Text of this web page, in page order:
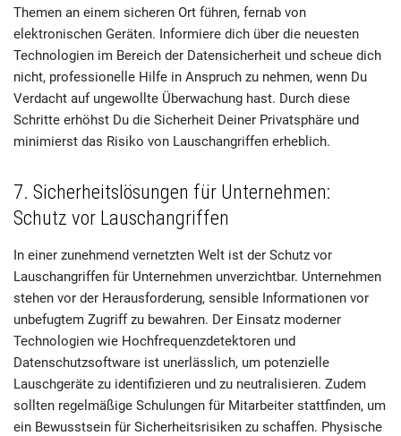
Themen an einem sicheren Ort führen, fernab von
elektronischen Geräten. Informiere dich über die neuesten
Technologien im Bereich der Datensicherheit und scheue dich
nicht, professionelle Hilfe in Anspruch zu nehmen, wenn Du
Verdacht auf ungewollte Überwachung hast. Durch diese
Schritte erhöhst Du die Sicherheit Deiner Privatsphäre und
minimierst das Risiko von Lauschangriffen erheblich.
7. Sicherheitslösungen für Unternehmen:
Schutz vor Lauschangriffen
In einer zunehmend vernetzten Welt ist der Schutz vor
Lauschangriffen für Unternehmen unverzichtbar. Unternehmen
stehen vor der Herausforderung, sensible Informationen vor
unbefugtem Zugriff zu bewahren. Der Einsatz moderner
Technologien wie Hochfrequenzdetektoren und
Datenschutzsoftware ist unerlässlich, um potenzielle
Lauschgeräte zu identifizieren und zu neutralisieren. Zudem
sollten regelmäßige Schulungen für Mitarbeiter stattfinden, um
ein Bewusstsein für Sicherheitsrisiken zu schaffen. Physische